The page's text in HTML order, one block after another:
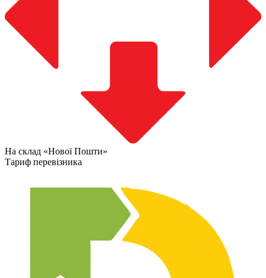
На склад «Нової Пошти»
Тариф перевізника